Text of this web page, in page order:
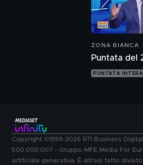
ZONA BIANCA
Puntata del
PUNTATA INTERA
Copyright ©1999-2026 RTI Business
500.000.007 - Gruppo MFE Media For
artificiale generativa. È altresì fatto